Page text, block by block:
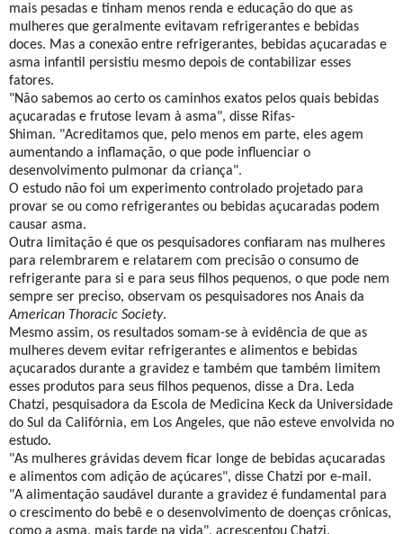
mais pesadas e tinham menos renda e educação do que as
mulheres que geralmente evitavam refrigerantes e bebidas
doces. Mas a conexão entre refrigerantes, bebidas açucaradas e
asma infantil persistiu mesmo depois de contabilizar esses
fatores.
"Não sabemos ao certo os caminhos exatos pelos quais bebidas
açucaradas e frutose levam à asma", disse Rifas-
Shiman. "Acreditamos que, pelo menos em parte, eles agem
aumentando a inflamação, o que pode influenciar o
desenvolvimento pulmonar da criança".
O estudo não foi um experimento controlado projetado para
provar se ou como refrigerantes ou bebidas açucaradas podem
causar asma.
Outra limitação é que os pesquisadores confiaram nas mulheres
para relembrarem e relatarem com precisão o consumo de
refrigerante para si e para seus filhos pequenos, o que pode nem
sempre ser preciso, observam os pesquisadores nos Anais da
American Thoracic Society.
Mesmo assim, os resultados somam-se à evidência de que as
mulheres devem evitar refrigerantes e alimentos e bebidas
açucarados durante a gravidez e também que também limitem
esses produtos para seus filhos pequenos, disse a Dra. Leda
Chatzi, pesquisadora da Escola de Medicina Keck da Universidade
do Sul da Califórnia, em Los Angeles, que não esteve envolvida no
estudo.
"As mulheres grávidas devem ficar longe de bebidas açucaradas
e alimentos com adição de açúcares", disse Chatzi por e-mail.
"A alimentação saudável durante a gravidez é fundamental para
o crescimento do bebê e o desenvolvimento de doenças crônicas,